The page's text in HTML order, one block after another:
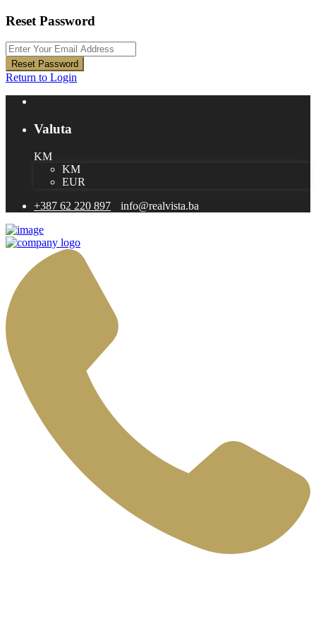
Reset Password
Reset Password
Return to Login
Valuta
KM
KM
EUR
+387 62 220 897
info@realvista.ba